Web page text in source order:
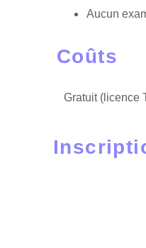
Aucun
Coûts
Gratuit (licence